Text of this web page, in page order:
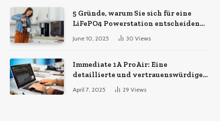
5 Gründe, warum Sie sich für eine
LiFePO4 Powerstation entscheiden
June 10, 2025 30 Views
Immediate 1A ProAir: Eine
detaillierte und vertrauenswürdige
April 7, 2025 29 Views